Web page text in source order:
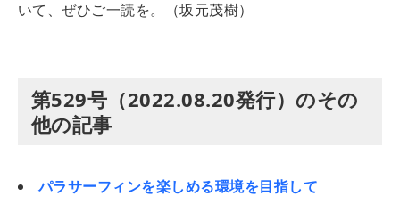
いて、ぜひご一読を。（坂元茂樹）
第529号（2022.08.20発行）のその
他の記事
パラサーフィンを楽しめる環境を目指して